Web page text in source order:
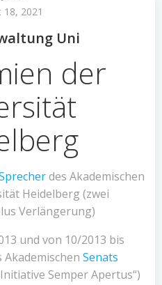
18, 2021
Uni
der
des Akademischen
Heidelberg (zwei
Verlängerung)
und von 10/2013 bis
Senats
Semper Apertus“)